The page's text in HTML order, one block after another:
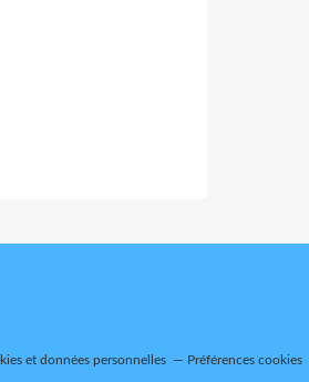
et données personnelles Préférences cookies